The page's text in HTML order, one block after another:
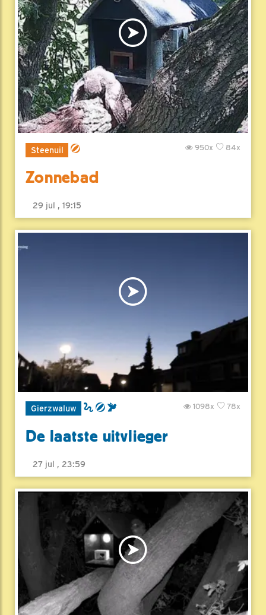
Steenuil 84x
950x
Zonnebad
29 jul , 19:15
Gierzwaluw 78x
1098x
De laatste uitvlieger
27 jul , 23:59